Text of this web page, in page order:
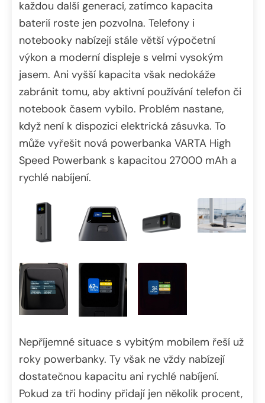
každou další generací, zatímco kapacita
baterií roste jen pozvolna. Telefony i
notebooky nabízejí stále větší výpočetní
výkon a moderní displeje s velmi vysokým
jasem. Ani vyšší kapacita však nedokáže
zabránit tomu, aby aktivní používání telefon či
notebook časem vybilo. Problém nastane,
když není k dispozici elektrická zásuvka. To
může vyřešit nová powerbanka VARTA High
Speed Powerbank s kapacitou 27000 mAh a
rychlé nabíjení.
Nepříjemné situace s vybitým mobilem řeší už
roky powerbanky. Ty však ne vždy nabízejí
dostatečnou kapacitu ani rychlé nabíjení.
Pokud za tři hodiny přidají jen několik procent,